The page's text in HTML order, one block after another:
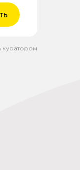
куратором